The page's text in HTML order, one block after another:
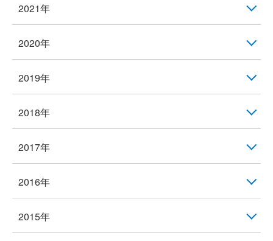
2021年
2020年
2019年
2018年
2017年
2016年
2015年